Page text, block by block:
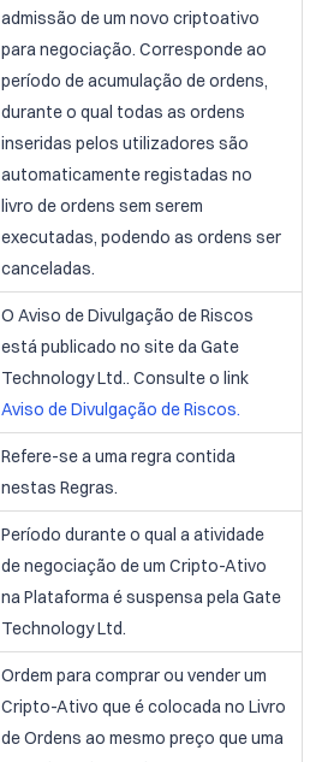
admissão de um novo criptoativo
para negociação. Corresponde ao
período de acumulação de ordens,
durante o qual todas as ordens
inseridas pelos utilizadores são
automaticamente registadas no
livro de ordens sem serem
executadas, podendo as ordens ser
canceladas.
O Aviso de Divulgação de Riscos
está publicado no site da Gate
Technology Ltd.. Consulte o link
Aviso de Divulgação de Riscos.
Refere-se a uma regra contida
nestas Regras.
Período durante o qual a atividade
de negociação de um Cripto-Ativo
na Plataforma é suspensa pela Gate
Technology Ltd.
Ordem para comprar ou vender um
Cripto-Ativo que é colocada no Livro
de Ordens ao mesmo preço que uma